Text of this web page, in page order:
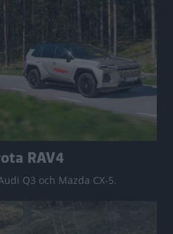
RAV4
Q3 och Mazda CX-5.